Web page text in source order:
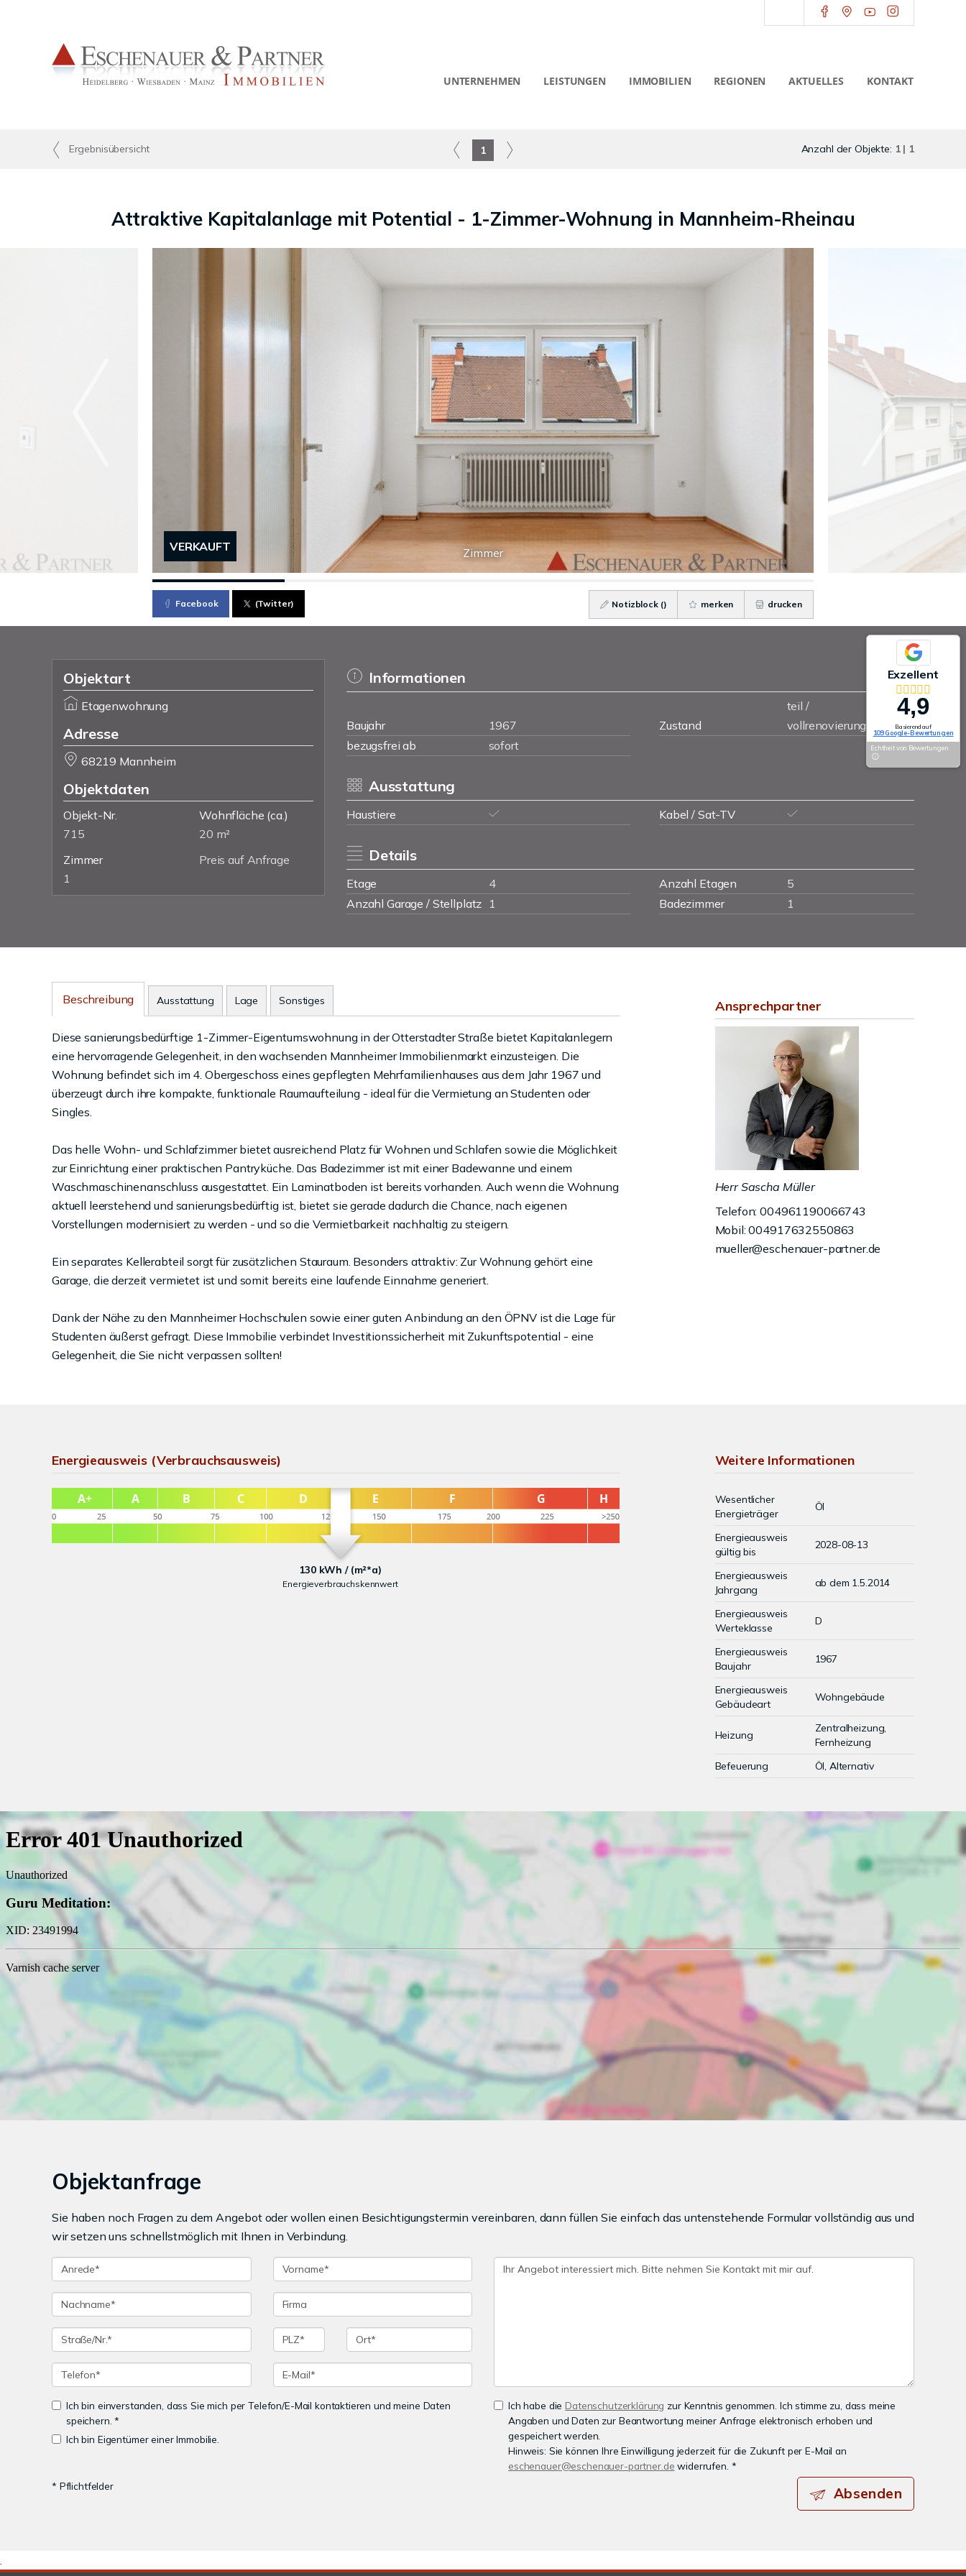
UNTERNEHMEN LEISTUNGEN IMMOBILIEN REGIONEN AKTUELLES KONTAKT
Ergebnisübersicht 1 Anzahl der Objekte: 1 | 1
Attraktive Kapitalanlage mit Potential - 1-Zimmer-Wohnung in Mannheim-Rheinau
Zimmer
VERKAUFT
Facebook (Twitter) Notizblock () merken drucken
Objektart
Etagenwohnung
Adresse
68219 Mannheim
Objektdaten
Objekt-Nr.
715
Wohnfläche (ca.)
20 m²
Zimmer
1
Preis auf Anfrage
Informationen
Baujahr 1967 Zustand
teil /
vollrenovierungsbedürftig
bezugsfrei ab
sofort
Ausstattung
Haustiere Kabel / Sat-TV
Details
Etage 4 Anzahl Etagen
5
Anzahl Garage / Stellplatz 1 Badezimmer 1
Beschreibung Ausstattung Lage Sonstiges
Diese sanierungsbedürftige 1-Zimmer-Eigentumswohnung in der Otterstadter Straße bietet Kapitalanlegern
eine hervorragende Gelegenheit, in den wachsenden Mannheimer Immobilienmarkt einzusteigen. Die
Wohnung befindet sich im 4. Obergeschoss eines gepflegten Mehrfamilienhauses aus dem Jahr 1967 und
überzeugt durch ihre kompakte, funktionale Raumaufteilung - ideal für die Vermietung an Studenten oder
Singles.
Das helle Wohn- und Schlafzimmer bietet ausreichend Platz für Wohnen und Schlafen sowie die Möglichkeit
zur Einrichtung einer praktischen Pantryküche. Das Badezimmer ist mit einer Badewanne und einem
Waschmaschinenanschluss ausgestattet. Ein Laminatboden ist bereits vorhanden. Auch wenn die Wohnung
aktuell leerstehend und sanierungsbedürftig ist, bietet sie gerade dadurch die Chance, nach eigenen
Vorstellungen modernisiert zu werden - und so die Vermietbarkeit nachhaltig zu steigern.
Ein separates Kellerabteil sorgt für zusätzlichen Stauraum. Besonders attraktiv: Zur Wohnung gehört eine
Garage, die derzeit vermietet ist und somit bereits eine laufende Einnahme generiert.
Dank der Nähe zu den Mannheimer Hochschulen sowie einer guten Anbindung an den ÖPNV ist die Lage für
Studenten äußerst gefragt. Diese Immobilie verbindet Investitionssicherheit mit Zukunftspotential - eine
Gelegenheit, die Sie nicht verpassen sollten!
Ansprechpartner
Herr Sascha Müller
Telefon: 004961190066743
Mobil: 004917632550863
mueller@eschenauer-partner.de
Energieausweis (Verbrauchsausweis)
130 kWh / (m²*a)
Energieverbrauchskennwert
Weitere Informationen
Wesentlicher
Energieträger
Öl
Energieausweis
gültig bis
2028-08-13
Energieausweis
Jahrgang
ab dem 1.5.2014
Energieausweis
Werteklasse
D
Energieausweis
Baujahr
1967
Energieausweis
Gebäudeart
Wohngebäude
Heizung
Zentralheizung,
Fernheizung
Befeuerung
Öl, Alternativ
Objektanfrage
Sie haben noch Fragen zu dem Angebot oder wollen einen Besichtigungstermin vereinbaren, dann füllen Sie einfach das untenstehende Formular vollständig aus und
wir setzen uns schnellstmöglich mit Ihnen in Verbindung.
Ich bin einverstanden, dass Sie mich per Telefon/E-Mail kontaktieren und meine Daten
speichern. *
Ich bin Eigentümer einer Immobilie.
Ich habe die Datenschutzerklärung zur Kenntnis genommen. Ich stimme zu, dass meine
Angaben und Daten zur Beantwortung meiner Anfrage elektronisch erhoben und
gespeichert werden.
Hinweis: Sie können Ihre Einwilligung jederzeit für die Zukunft per E-Mail an
eschenauer@eschenauer-partner.de widerrufen. *
* Pflichtfelder
Absenden
Exzellent
4,9
Basierend auf
109 Google-Bewertungen
Echtheit von Bewertungen
.